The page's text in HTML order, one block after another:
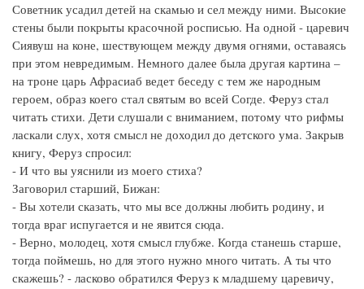
Советник усадил детей на скамью и сел между ними. Высокие
стены были покрыты красочной росписью. На одной - царевич
Сиявуш на коне, шествующем между двумя огнями, оставаясь
при этом невредимым. Немного далее была другая картина –
на троне царь Афрасиаб ведет беседу с тем же народным
героем, образ коего стал святым во всей Согде. Феруз стал
читать стихи. Дети слушали с вниманием, потому что рифмы
ласкали слух, хотя смысл не доходил до детского ума. Закрыв
книгу, Феруз спросил:
- И что вы уяснили из моего стиха?
Заговорил старший, Бижан:
- Вы хотели сказать, что мы все должны любить родину, и
тогда враг испугается и не явится сюда.
- Верно, молодец, хотя смысл глубже. Когда станешь старше,
тогда поймешь, но для этого нужно много читать. А ты что
скажешь? - ласково обратился Феруз к младшему царевичу,